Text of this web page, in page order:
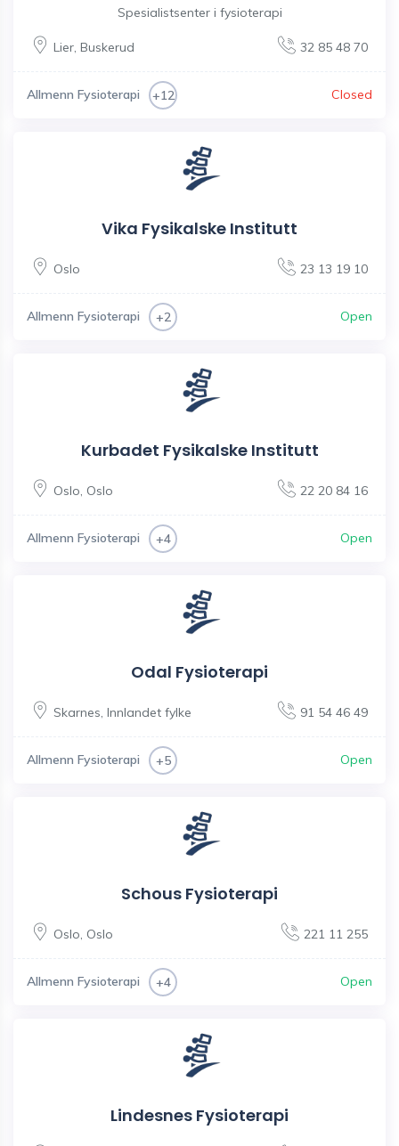
Spesialistsenter i fysioterapi
Lier Buskerud 32 85 48 70
Allmenn Fysioterapi +12 Closed
Vika Fysikalske Institutt
Oslo 23 13 19 10
Allmenn Fysioterapi +2 Open
Kurbadet Fysikalske Institutt
Oslo Oslo 22 20 84 16
Allmenn Fysioterapi +4 Open
Odal Fysioterapi
Skarnes Innlandet fylke 91 54 46 49
Allmenn Fysioterapi +5 Open
Schous Fysioterapi
Oslo Oslo 221 11 255
Allmenn Fysioterapi +4 Open
Lindesnes Fysioterapi